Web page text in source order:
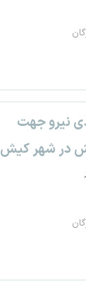
نیرو جهت
در شهر کیش